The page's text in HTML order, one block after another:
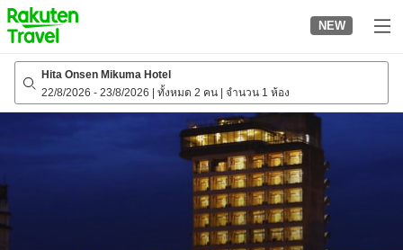
to
top
page
NEW
Hita Onsen Mikuma Hotel
22/8/2026 - 23/8/2026 ทั้งหมด 2 คน จำนวน 1 ห้อง